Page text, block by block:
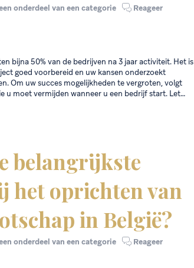
onderdeel van een categorie Reageer
bijna 50% van de bedrijven na 3 jaar activiteit. Het is
goed voorbereid en uw kansen onderzoekt
Om uw succes mogelijkheden te vergroten, volgt
u moet vermijden wanneer u een bedrijf start. Let…
belangrijkste
het oprichten van
in België?
onderdeel van een categorie Reageer